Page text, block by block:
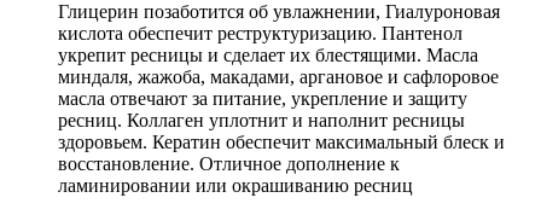
Глицерин позаботится об увлажнении, Гиалуроновая
кислота обеспечит реструктуризацию. Пантенол
укрепит ресницы и сделает их блестящими. Масла
миндаля, жажоба, макадами, аргановое и сафлоровое
масла отвечают за питание, укрепление и защиту
ресниц. Коллаген уплотнит и наполнит ресницы
здоровьем. Кератин обеспечит максимальный блеск и
восстановление. Отличное дополнение к
ламинировании или окрашиванию ресниц